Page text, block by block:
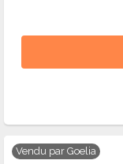
Vendu par Goelia